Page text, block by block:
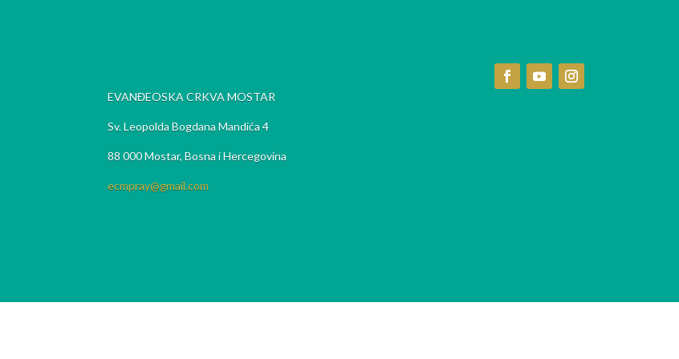
EVANĐEOSKA CRKVA MOSTAR
Sv. Leopolda Bogdana Mandića 4
88 000 Mostar, Bosna i Hercegovina
ecmpray@gmail.com